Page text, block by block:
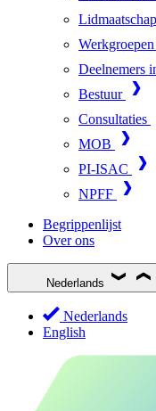
Lidmaatschap
Werkgroepen
Deelnemers
Bestuur
Consultaties
MOB
PI-ISAC
NPFF
Begrippenlijst
Over ons
Nederlands
Nederlands
English